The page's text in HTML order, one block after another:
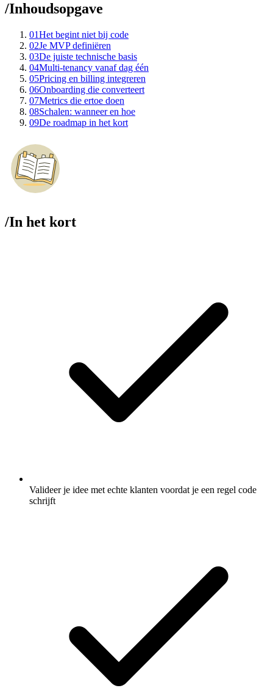
/Inhoudsopgave
01Het begint niet bij code
02Je MVP definiëren
03De juiste technische basis
04Multi-tenancy vanaf dag één
05Pricing en billing integreren
06Onboarding die converteert
07Metrics die ertoe doen
08Schalen: wanneer en hoe
09De roadmap in het kort
/In het kort
Valideer je idee met echte klanten voordat je een regel code
schrijft